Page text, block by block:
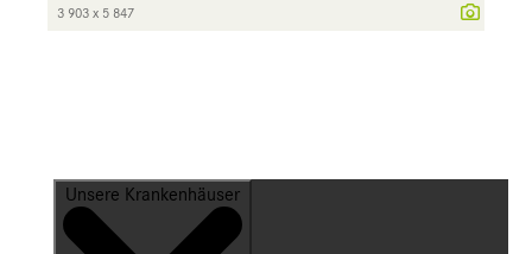
3 903 x 5 847
Unsere Krankenhäuser